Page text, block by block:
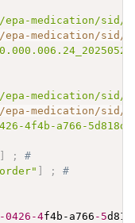
medication/
medication/
medication/
medication/
4f4b-a766-
;
#
;
#
-0426 -4f4b-a766 -5